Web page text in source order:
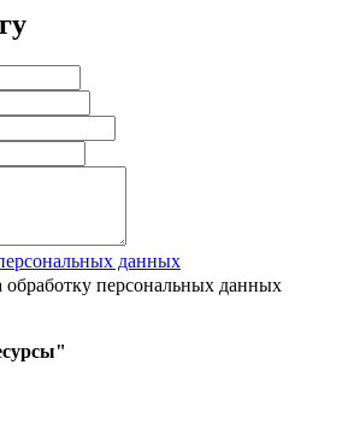
данных
обработку персональных данных